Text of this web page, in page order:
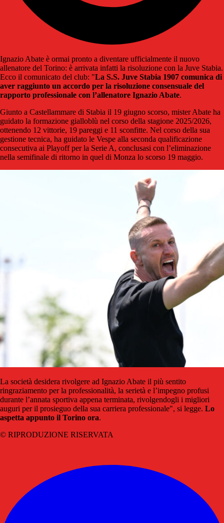
Ignazio Abate è ormai pronto a diventare ufficialmente il nuovo
allenatore del Torino: è arrivata infatti la risoluzione con la Juve Stabia.
Ecco il comunicato del club: "La S.S. Juve Stabia 1907 comunica di
aver raggiunto un accordo per la risoluzione consensuale del
rapporto professionale con l’allenatore Ignazio Abate.
Giunto a Castellammare di Stabia il 19 giugno scorso, mister Abate ha
guidato la formazione gialloblù nel corso della stagione 2025/2026,
ottenendo 12 vittorie, 19 pareggi e 11 sconfitte. Nel corso della sua
gestione tecnica, ha guidato le Vespe alla seconda qualificazione
consecutiva ai Playoff per la Serie A, conclusasi con l’eliminazione
nella semifinale di ritorno in quel di Monza lo scorso 19 maggio.
La società desidera rivolgere ad Ignazio Abate il più sentito
ringraziamento per la professionalità, la serietà e l’impegno profusi
durante l’annata sportiva appena terminata, rivolgendogli i migliori
auguri per il prosieguo della sua carriera professionale", si legge. Lo
aspetta appunto il Torino ora.
© RIPRODUZIONE RISERVATA